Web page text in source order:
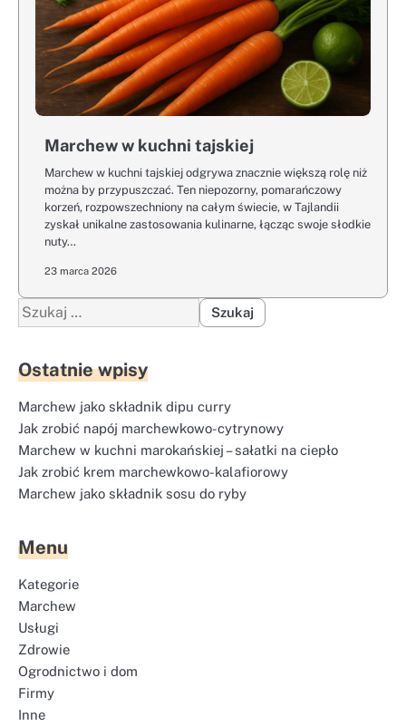
Marchew w kuchni tajskiej
Marchew w kuchni tajskiej odgrywa znacznie większą rolę niż
można by przypuszczać. Ten niepozorny, pomarańczowy
korzeń, rozpowszechniony na całym świecie, w Tajlandii
zyskał unikalne zastosowania kulinarne, łącząc swoje słodkie
nuty…
23 marca 2026
Szukaj:
Ostatnie wpisy
Marchew jako składnik dipu curry
Jak zrobić napój marchewkowo-cytrynowy
Marchew w kuchni marokańskiej – sałatki na ciepło
Jak zrobić krem marchewkowo-kalafiorowy
Marchew jako składnik sosu do ryby
Menu
Kategorie
Marchew
Usługi
Zdrowie
Ogrodnictwo i dom
Firmy
Inne